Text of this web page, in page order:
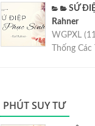
SỨ
Rahner
WGPXL
Thống
PHÚT SUY TƯ